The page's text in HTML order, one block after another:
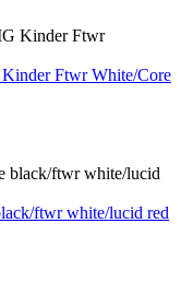
Kinder Ftwr White/Core
ftwr white/lucid red